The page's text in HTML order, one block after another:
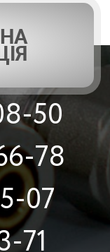
50
78
07
71